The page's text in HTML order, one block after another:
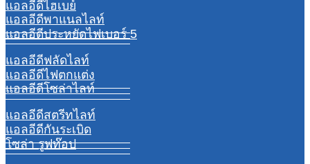
แอลอีดีไฮเบย์
แอลอีดีพาแนลไลท์
แอลอีดีประหยัดไฟเบอร์ 5
แอลอีดีฟลัดไลท์
แอลอีดีไฟตกแต่ง
แอลอีดีโซล่าไลท์
แอลอีดีสตรีทไลท์
แอลอีดีกันระเบิด
โซล่า รูฟท๊อป